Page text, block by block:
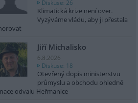
Diskuse: 26
Klimatická krize není over.
Vyzýváme vládu, aby ji přestala
Jiří Michalisko
6.8.2026
Diskuse: 18
Otevřený dopis ministerstvu
průmyslu a obchodu ohledně
odvalu Heřmanice